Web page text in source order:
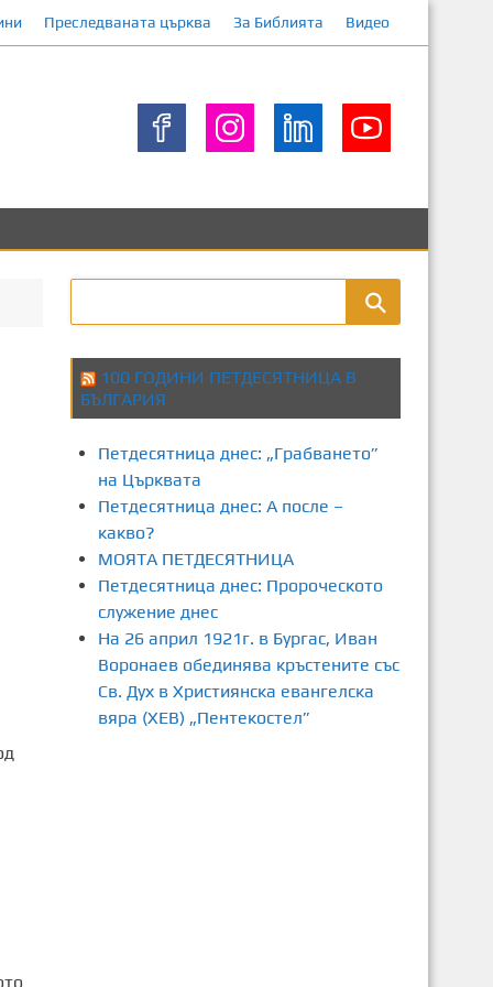
Преследваната църква За Библията Видео
100 ГОДИНИ ПЕТДЕСЯТНИЦА В
БЪЛГАРИЯ
Петдесятница днес: „Грабването”
на Църквата
Петдесятница днес: А после –
какво?
МОЯТА ПЕТДЕСЯТНИЦА
Петдесятница днес: Пророческото
служение днес
На 26 април 1921г. в Бургас, Иван
Воронаев обединява кръстените със
Св. Дух в Християнска евангелска
вяра (ХЕВ) „Пентекостел”